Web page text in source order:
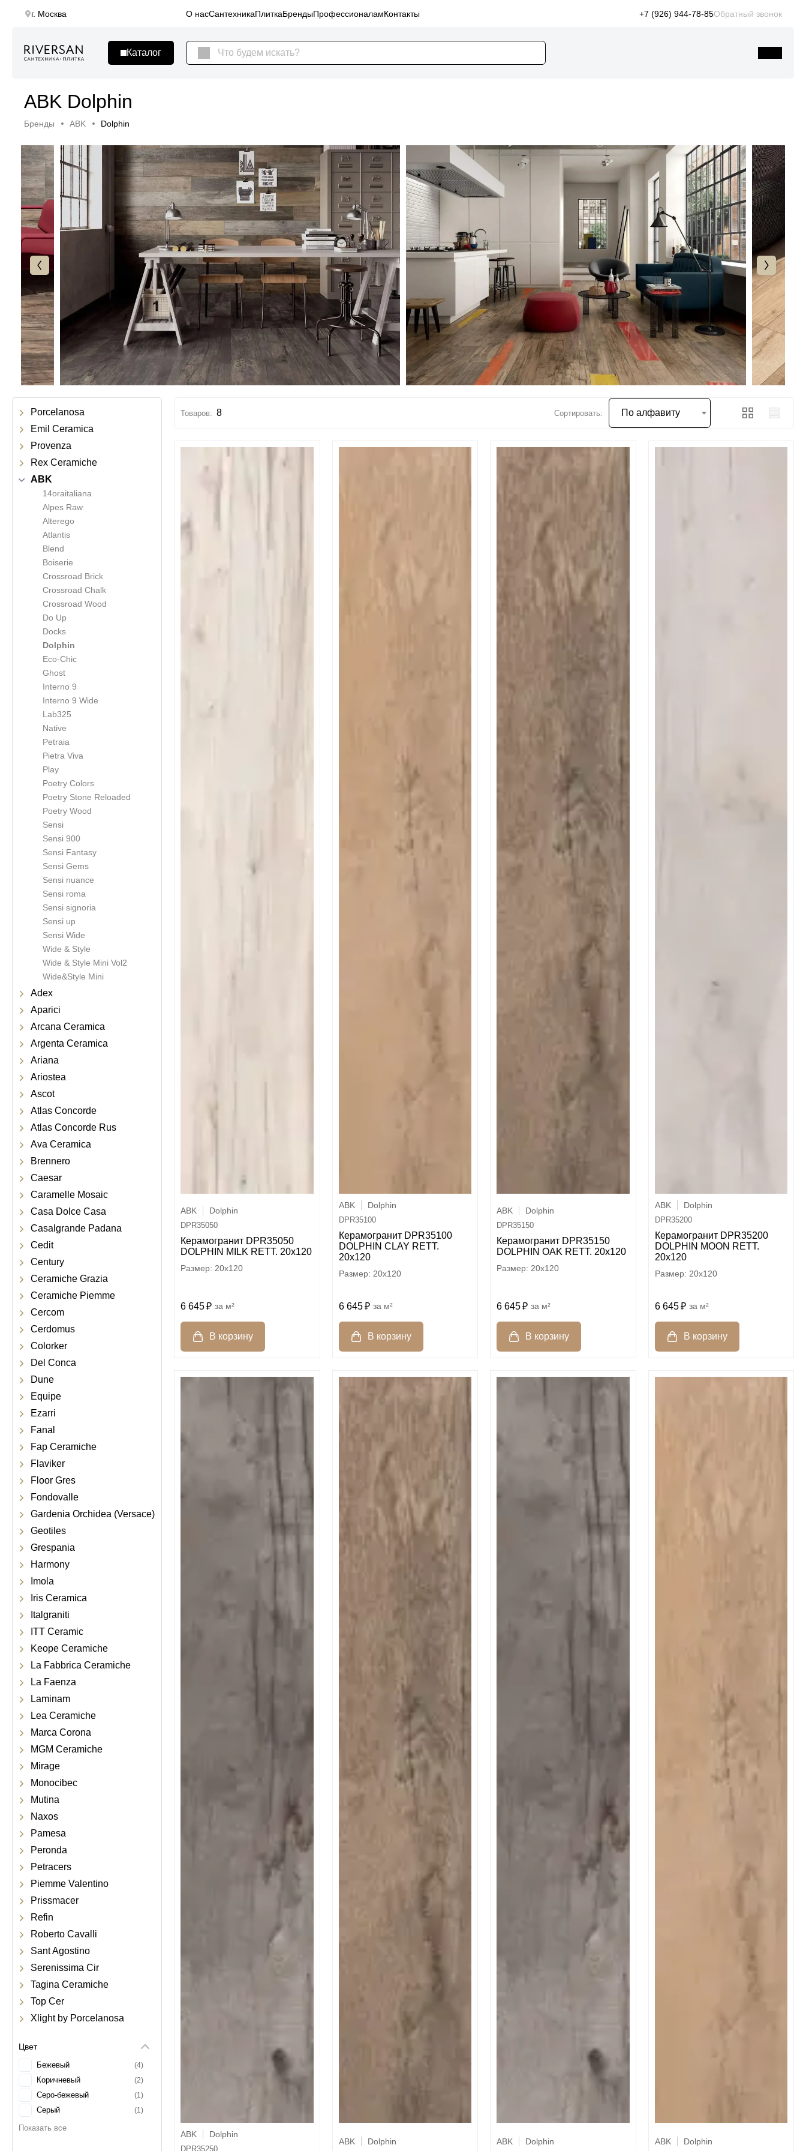
г. Москва О насСантехникаПлиткаБрендыПрофессионаламКонтакты +7 (926) 944-78-85Обратный звонок
ABK Dolphin
Бренды ABK Dolphin
Porcelanosa
Emil Ceramica
Provenza
Rex Ceramiche
ABK
14oraitaliana
Alpes Raw
Alterego
Atlantis
Blend
Boiserie
Crossroad Brick
Crossroad Chalk
Crossroad Wood
Do Up
Docks
Dolphin
Eco-Chic
Ghost
Interno 9
Interno 9 Wide
Lab325
Native
Petraia
Pietra Viva
Play
Poetry Colors
Poetry Stone Reloaded
Poetry Wood
Sensi
Sensi 900
Sensi Fantasy
Sensi Gems
Sensi nuance
Sensi roma
Sensi signoria
Sensi up
Sensi Wide
Wide & Style
Wide & Style Mini Vol2
Wide&Style Mini
Adex
Aparici
Arcana Ceramica
Argenta Ceramica
Ariana
Ariostea
Ascot
Atlas Concorde
Atlas Concorde Rus
Ava Ceramica
Brennero
Caesar
Caramelle Mosaic
Casa Dolce Casa
Casalgrande Padana
Cedit
Century
Ceramiche Grazia
Ceramiche Piemme
Cercom
Cerdomus
Colorker
Del Conca
Dune
Equipe
Ezarri
Fanal
Fap Ceramiche
Flaviker
Floor Gres
Fondovalle
Gardenia Orchidea (Versace)
Geotiles
Grespania
Harmony
Imola
Iris Ceramica
Italgraniti
ITT Ceramic
Keope Ceramiche
La Fabbrica Ceramiche
La Faenza
Laminam
Lea Ceramiche
Marca Corona
MGM Ceramiche
Mirage
Monocibec
Mutina
Naxos
Pamesa
Peronda
Petracers
Piemme Valentino
Prissmacer
Refin
Roberto Cavalli
Sant Agostino
Serenissima Cir
Tagina Ceramiche
Top Cer
Xlight by Porcelanosa
Цвет
Бежевый 4
Коричневый 2
Серо-бежевый 1
Серый 1
8 По алфавиту
ABK Dolphin
DPR35050
Керамогранит DPR35050
DOLPHIN MILK RETT. 20x120
20x120
6 645 м²
ABK Dolphin
DPR35100
Керамогранит DPR35100
DOLPHIN CLAY RETT.
20x120
20x120
6 645 м²
ABK Dolphin
DPR35150
Керамогранит DPR35150
DOLPHIN OAK RETT. 20x120
20x120
6 645 м²
ABK Dolphin
DPR35200
Керамогранит DPR35200
DOLPHIN MOON RETT.
20x120
20x120
6 645 м²
ABK Dolphin
DPR35250
ABK Dolphin ABK Dolphin ABK Dolphin